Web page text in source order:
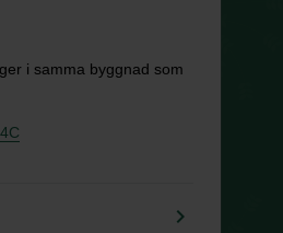
i samma byggnad som
keyboard_arrow_right